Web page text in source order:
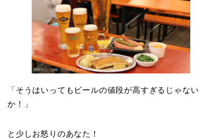
「そうはいってもビールの値段が高すぎるじゃない
か！」
と少しお怒りのあなた！